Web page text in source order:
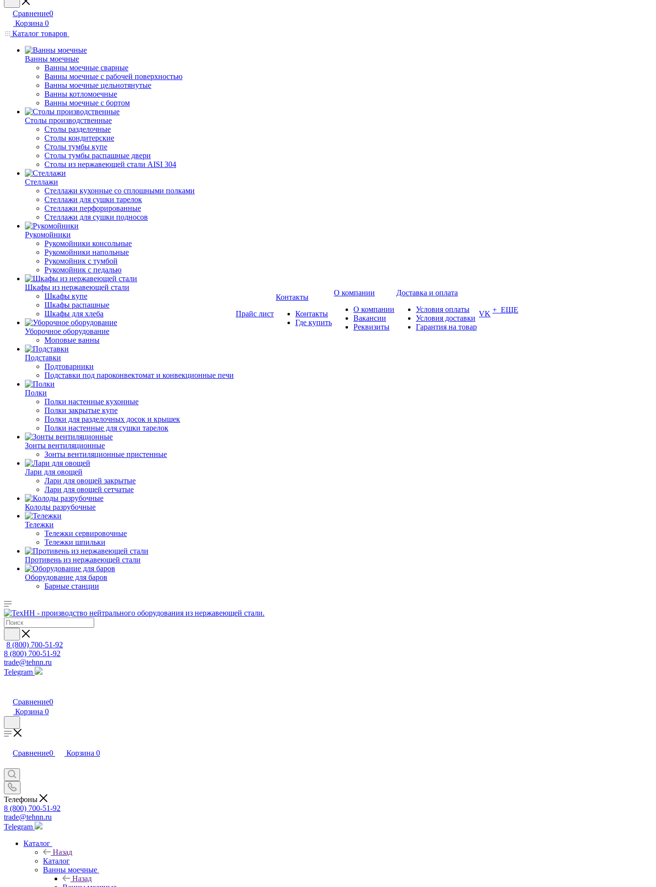
Сравнение0
Корзина 0
Каталог товаров
Ванны моечные
Ванны моечные сварные
Ванны моечные с рабочей поверхностью
Ванны моечные цельнотянутые
Ванны котломоечные
Ванны моечные с бортом
Столы производственные
Столы разделочные
Столы кондитерские
Столы тумбы купе
Столы тумбы распашные двери
Столы из нержавеющей стали AISI 304
Стеллажи
Стеллажи кухонные со сплошными полками
Стеллажи для сушки тарелок
Стеллажи перфорированные
Стеллажи для сушки подносов
Рукомойники
Рукомойники консольные
Рукомойники напольные
Рукомойник с тумбой
Рукомойник с педалью
Шкафы из нержавеющей стали
Шкафы купе
Шкафы распашные
Шкафы для хлеба
Уборочное оборудование
Моповые ванны
Подставки
Подтоварники
Подставки под пароконвектомат и конвекционные печи
Полки
Полки настенные кухонные
Полки закрытые купе
Полки для разделочных досок и крышек
Полки настенные для сушки тарелок
Зонты вентиляционные
Зонты вентиляционные пристенные
Лари для овощей
Лари для овощей закрытые
Лари для овощей сетчатые
Колоды разрубочные
Тележки
Тележки сервировочные
Тележки шпильки
Противень из нержавеющей стали
Оборудование для баров
Барные станции
Прайс лист
Контакты
Контакты
Где купить
О компании
О компании
Вакансии
Реквизиты
Доставка и оплата
Условия оплаты
Условия доставки
Гарантия на товар
VK + ЕЩЕ
8 (800) 700-51-92
8 (800) 700-51-92
trade@tehnn.ru
Telegram
Сравнение0
Корзина 0
Сравнение0 Корзина 0
Телефоны
8 (800) 700-51-92
trade@tehnn.ru
Telegram
Каталог
Назад
Каталог
Ванны моечные
Назад